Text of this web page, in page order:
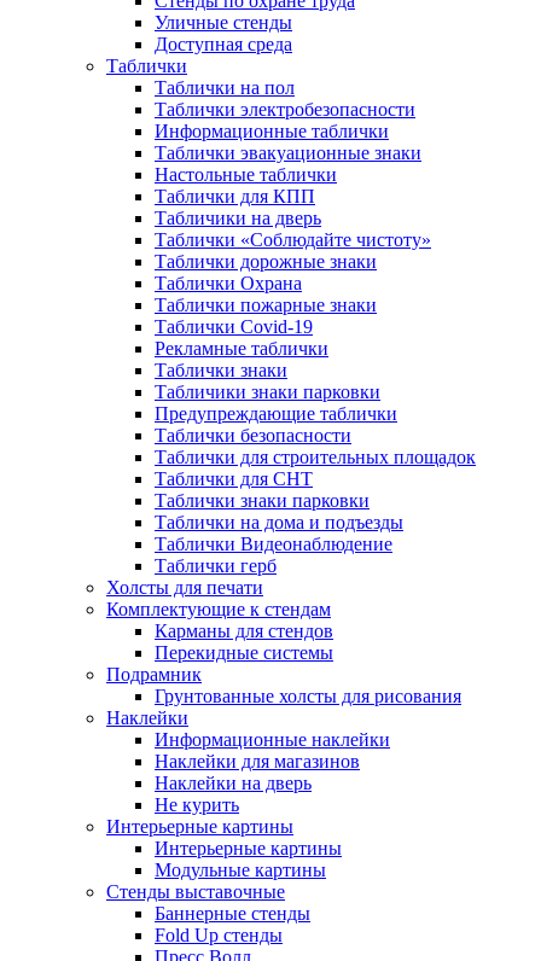
Уличные стенды
Доступная среда
Таблички
Таблички на пол
Таблички электробезопасности
Информационные таблички
Таблички эвакуационные знаки
Настольные таблички
Таблички для КПП
Табличики на дверь
Таблички «Соблюдайте чистоту»
Таблички дорожные знаки
Таблички Охрана
Таблички пожарные знаки
Таблички Covid-19
Рекламные таблички
Таблички знаки
Табличики знаки парковки
Предупреждающие таблички
Таблички безопасности
Таблички для строительных площадок
Таблички для СНТ
Таблички знаки парковки
Таблички на дома и подъезды
Таблички Видеонаблюдение
Таблички герб
Холсты для печати
Комплектующие к стендам
Карманы для стендов
Перекидные системы
Подрамник
Грунтованные холсты для рисования
Наклейки
Информационные наклейки
Наклейки для магазинов
Наклейки на дверь
Не курить
Интерьерные картины
Интерьерные картины
Модульные картины
Стенды выставочные
Баннерные стенды
Fold Up стенды
Пресс Волл